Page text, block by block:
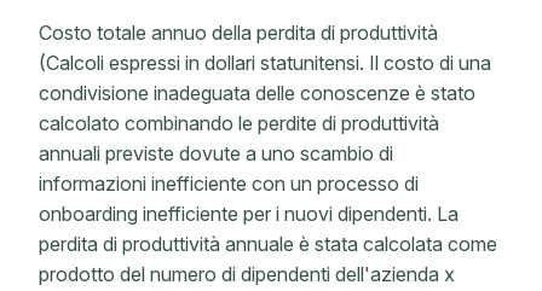
Costo totale annuo della perdita di produttività
(Calcoli espressi in dollari statunitensi. Il costo di una
condivisione inadeguata delle conoscenze è stato
calcolato combinando le perdite di produttività
annuali previste dovute a uno scambio di
informazioni inefficiente con un processo di
onboarding inefficiente per i nuovi dipendenti. La
perdita di produttività annuale è stata calcolata come
prodotto del numero di dipendenti dell'azienda x